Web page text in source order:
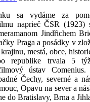
sa vydáme za
naprieč ČSR (1923)
Jindřichem
Praga a posádky v
mestá, obce,
republike trvala 5
ústav Comenius.
Čechy, severné a
Opavu na sever a
do Bratislavy, Brna a